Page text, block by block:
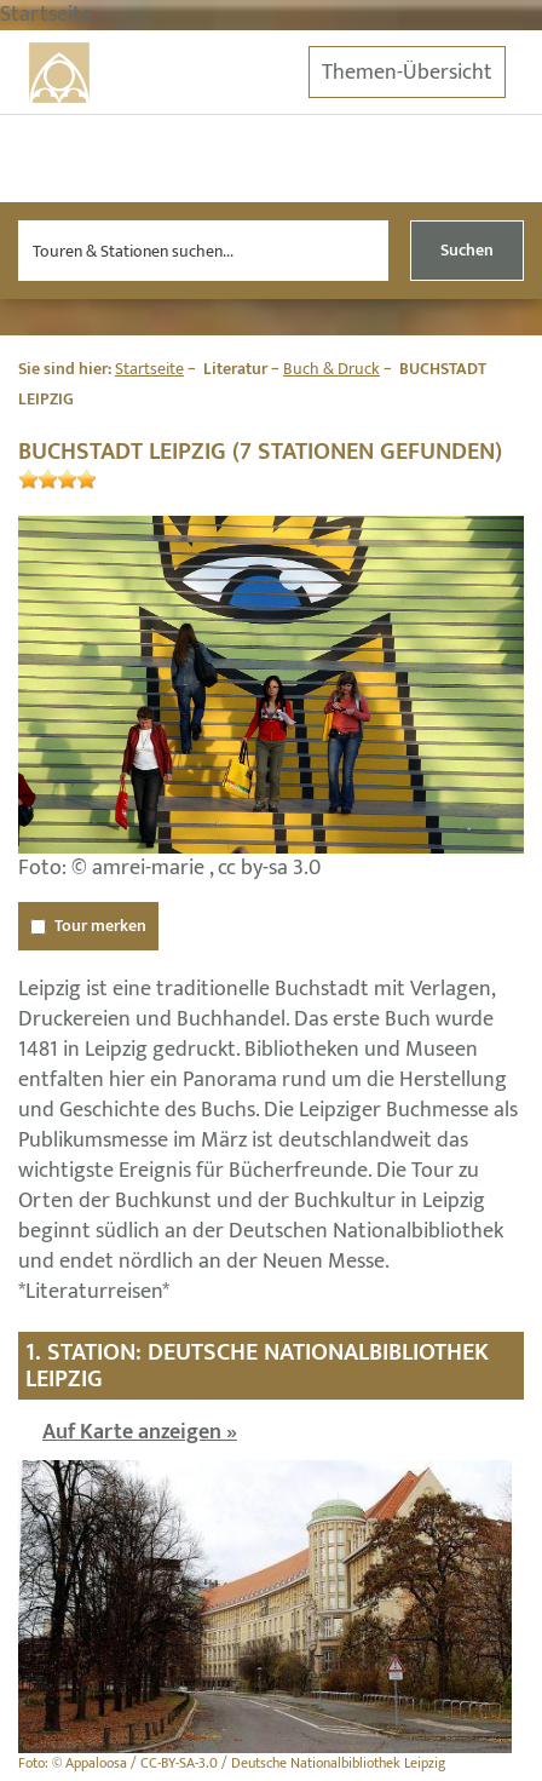
Startseite
Themen-Übersicht
Suchen
Sie sind hier:Startseite Literatur Buch & Druck
BUCHSTADT
LEIPZIG
BUCHSTADT LEIPZIG (7 STATIONEN GEFUNDEN)
Foto: © amrei-marie , cc by-sa 3.0
Tour merken
Leipzig ist eine traditionelle Buchstadt mit Verlagen,
Druckereien und Buchhandel. Das erste Buch wurde
1481 in Leipzig gedruckt. Bibliotheken und Museen
entfalten hier ein Panorama rund um die Herstellung
und Geschichte des Buchs. Die Leipziger Buchmesse als
Publikumsmesse im März ist deutschlandweit das
wichtigste Ereignis für Bücherfreunde. Die Tour zu
Orten der Buchkunst und der Buchkultur in Leipzig
beginnt südlich an der Deutschen Nationalbibliothek
und endet nördlich an der Neuen Messe.
*Literaturreisen*
1. STATION: DEUTSCHE NATIONALBIBLIOTHEK
LEIPZIG
Auf Karte anzeigen »
Foto: © Appaloosa / CC-BY-SA-3.0 / Deutsche Nationalbibliothek Leipzig